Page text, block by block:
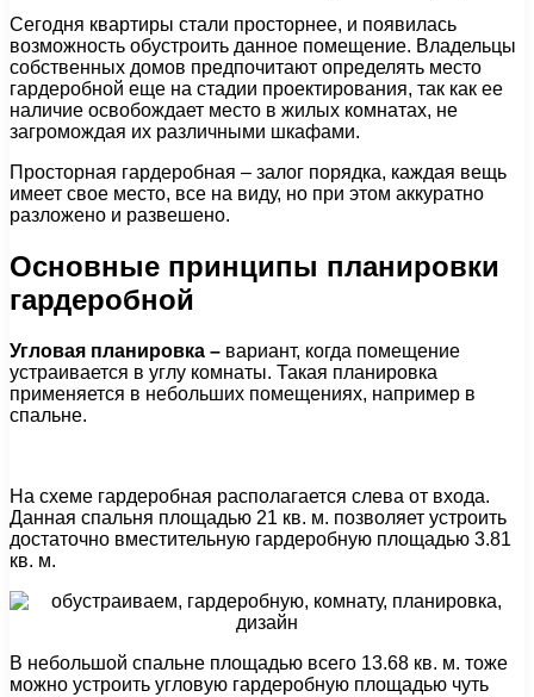
Сегодня квартиры стали просторнее, и появилась
возможность обустроить данное помещение. Владельцы
собственных домов предпочитают определять место
гардеробной еще на стадии проектирования, так как ее
наличие освобождает место в жилых комнатах, не
загромождая их различными шкафами.
Просторная гардеробная – залог порядка, каждая вещь
имеет свое место, все на виду, но при этом аккуратно
разложено и развешено.
Основные принципы планировки
гардеробной
Угловая планировка – вариант, когда помещение
устраивается в углу комнаты. Такая планировка
применяется в небольших помещениях, например в
спальне.
На схеме гардеробная располагается слева от входа.
Данная спальня площадью 21 кв. м. позволяет устроить
достаточно вместительную гардеробную площадью 3.81
кв. м.
В небольшой спальне площадью всего 13.68 кв. м. тоже
можно устроить угловую гардеробную площадью чуть